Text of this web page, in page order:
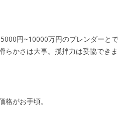
円~10000万円のブレンダーと
らかさは大事。撹拌力は妥協できま
格がお手頃。